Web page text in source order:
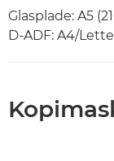
Glasplade: A5
D-ADF: A4/